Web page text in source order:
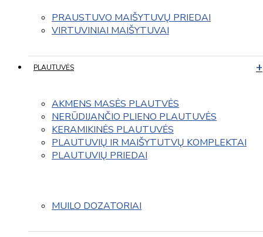
PRAUSTUVO MAIŠYTUVŲ PRIEDAI
VIRTUVINIAI MAIŠYTUVAI
PLAUTUVĖS
AKMENS MASĖS PLAUTVĖS
NERŪDIJANČIO PLIENO PLAUTUVĖS
KERAMIKINĖS PLAUTUVĖS
PLAUTUVIŲ IR MAIŠYTUTVŲ KOMPLEKTAI
PLAUTUVIŲ PRIEDAI
MUILO DOZATORIAI